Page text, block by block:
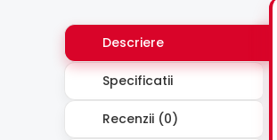
Descriere
Specificatii
Recenzii (0)